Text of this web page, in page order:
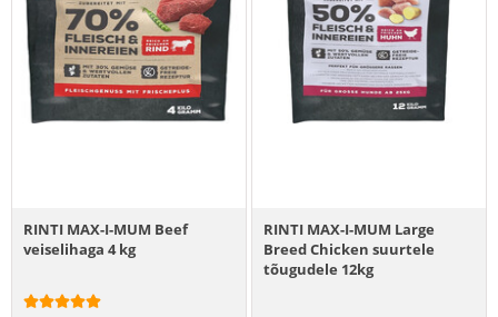
RINTI MAX-I-MUM Beef
veiselihaga 4 kg
RINTI MAX-I-MUM Large
Breed Chicken suurtele
tõugudele 12kg